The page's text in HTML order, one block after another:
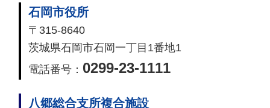
石岡市役所
〒315-8640
茨城県石岡市石岡一丁目1番地1
電話番号： 0299-23-1111
八郷総合支所複合施設